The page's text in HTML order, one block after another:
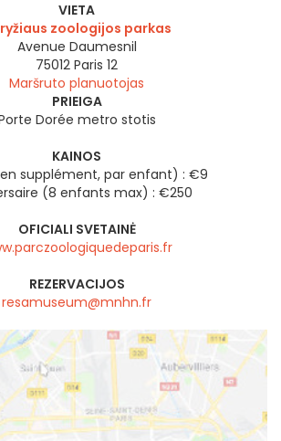
VIETA
zoologijos parkas
Avenue Daumesnil
75012 Paris 12
Maršruto planuotojas
PRIEIGA
Dorée metro stotis
KAINOS
supplément, par enfant) : €9
(8 enfants max) : €250
OFICIALI SVETAINĖ
REZERVACIJOS
resamuseum@mnhn.fr